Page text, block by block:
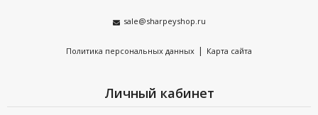
sale@sharpeyshop.ru
Политика персональных данных | Карта сайта
Личный кабинет